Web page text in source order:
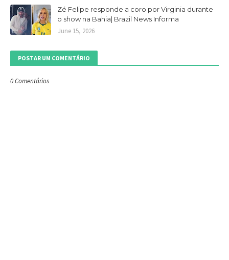
Zé Felipe responde a coro por Virginia durante
o show na Bahia| Brazil News Informa
June 15, 2026
POSTAR UM COMENTÁRIO
0 Comentários